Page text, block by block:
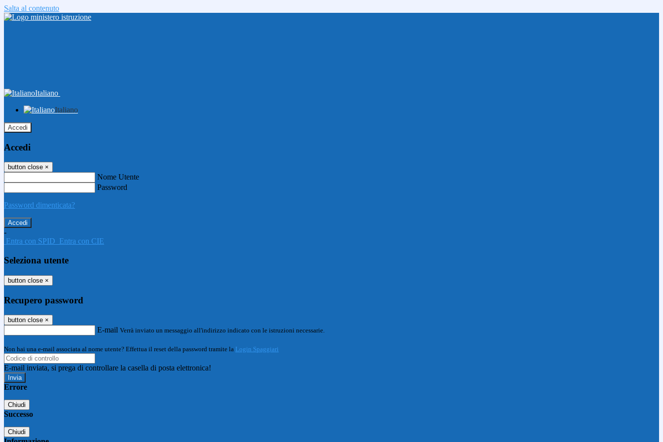
Salta al contenuto
Italiano
Italiano
Accedi
Accedi
button close ×
Nome Utente
Password
Password dimenticata?
-
Entra con SPID Entra con CIE
Seleziona utente
button close ×
Recupero password
button close ×
E-mail Verrà inviato un messaggio all'indirizzo indicato con le istruzioni necessarie.
Non hai una e-mail associata al nome utente? Effettua il reset della password tramite la Login Spaggiari
E-mail inviata, si prega di controllare la casella di posta elettronica!
Errore
Chiudi
Successo
Chiudi